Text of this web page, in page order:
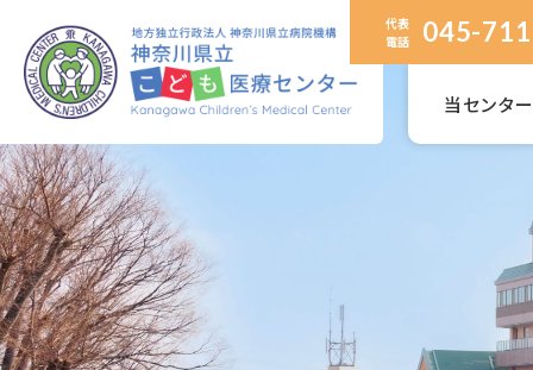
代表
電話
045-
当センタ